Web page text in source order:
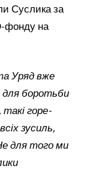
Суслика за
фонду на
Уряд вже
для боротьби
такі горе-
зусиль,
для того ми